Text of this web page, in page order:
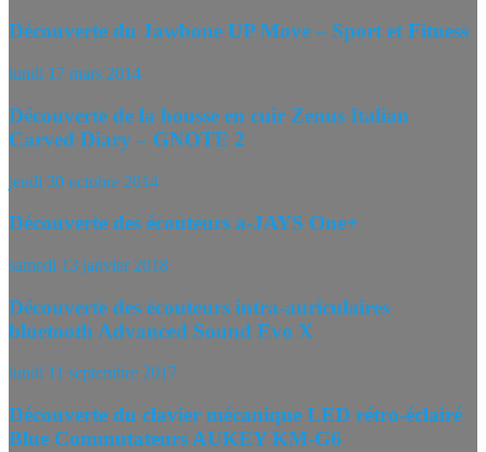
Découverte du Jawbone UP Move – Sport et Fitness
lundi 17 mars 2014
Découverte de la housse en cuir Zenus Italian
Carved Diary – GNOTE 2
jeudi 30 octobre 2014
Découverte des écouteurs a-JAYS One+
samedi 13 janvier 2018
Découverte des écouteurs intra-auriculaires
bluetooth Advanced Sound Evo X
lundi 11 septembre 2017
Découverte du clavier mécanique LED rétro-éclairé
Blue Commutateurs AUKEY KM-G6